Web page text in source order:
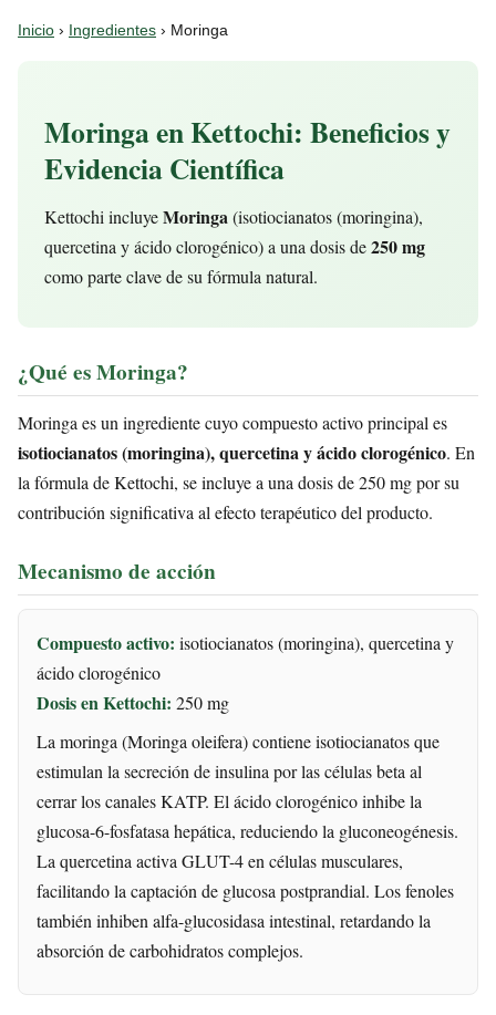
Inicio › Ingredientes › Moringa
Moringa en Kettochi: Beneficios y
Evidencia Científica
Kettochi incluyeMoringa(isotiocianatos (moringina),
quercetina y ácido clorogénico) a una dosis de250 mg
como parte clave de su fórmula natural.
¿Qué es Moringa?
Moringa es un ingrediente cuyo compuesto activo principal es
isotiocianatos (moringina), quercetina y ácido clorogénico. En
la fórmula de Kettochi, se incluye a una dosis de 250 mg por su
contribución significativa al efecto terapéutico del producto.
Mecanismo de acción
Compuesto activo: isotiocianatos (moringina), quercetina y
ácido clorogénico
Dosis en Kettochi: 250 mg
La moringa (Moringa oleifera) contiene isotiocianatos que
estimulan la secreción de insulina por las células beta al
cerrar los canales KATP. El ácido clorogénico inhibe la
glucosa-6-fosfatasa hepática, reduciendo la gluconeogénesis.
La quercetina activa GLUT-4 en células musculares,
facilitando la captación de glucosa postprandial. Los fenoles
también inhiben alfa-glucosidasa intestinal, retardando la
absorción de carbohidratos complejos.